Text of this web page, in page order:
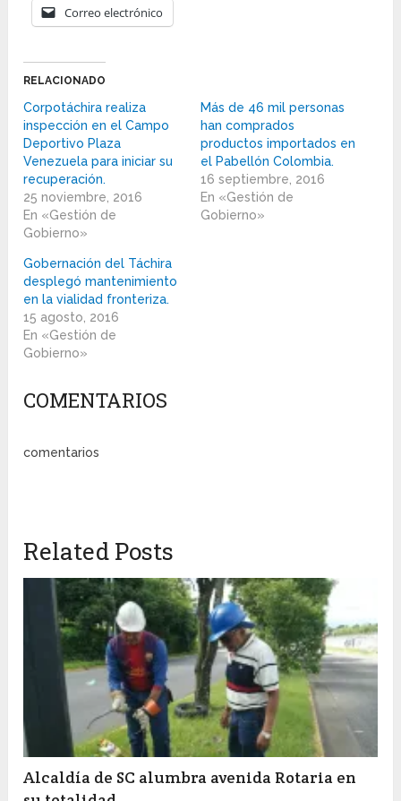
Correo electrónico
RELACIONADO
Corpotáchira realiza
inspección en el Campo
Deportivo Plaza
Venezuela para iniciar su
recuperación.
25 noviembre, 2016
En «Gestión de
Gobierno»
Más de 46 mil personas
han comprados
productos importados en
el Pabellón Colombia.
16 septiembre, 2016
En «Gestión de
Gobierno»
Gobernación del Táchira
desplegó mantenimiento
en la vialidad fronteriza.
15 agosto, 2016
En «Gestión de
Gobierno»
COMENTARIOS
comentarios
Related Posts
Alcaldía de SC alumbra avenida Rotaria en